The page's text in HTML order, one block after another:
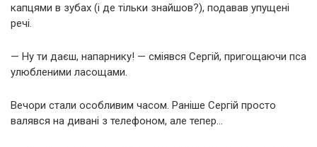
капцями в зубах (і де тільки знайшов?), подавав упущені
речі.
— Ну ти даєш, напарнику! — сміявся Сергій, пригощаючи пса
улюбленими ласощами.
Вечори стали особливим часом. Раніше Сергій просто
валявся на дивані з телефоном, але тепер…